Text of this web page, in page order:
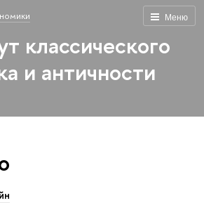
Меню
классического
и античности